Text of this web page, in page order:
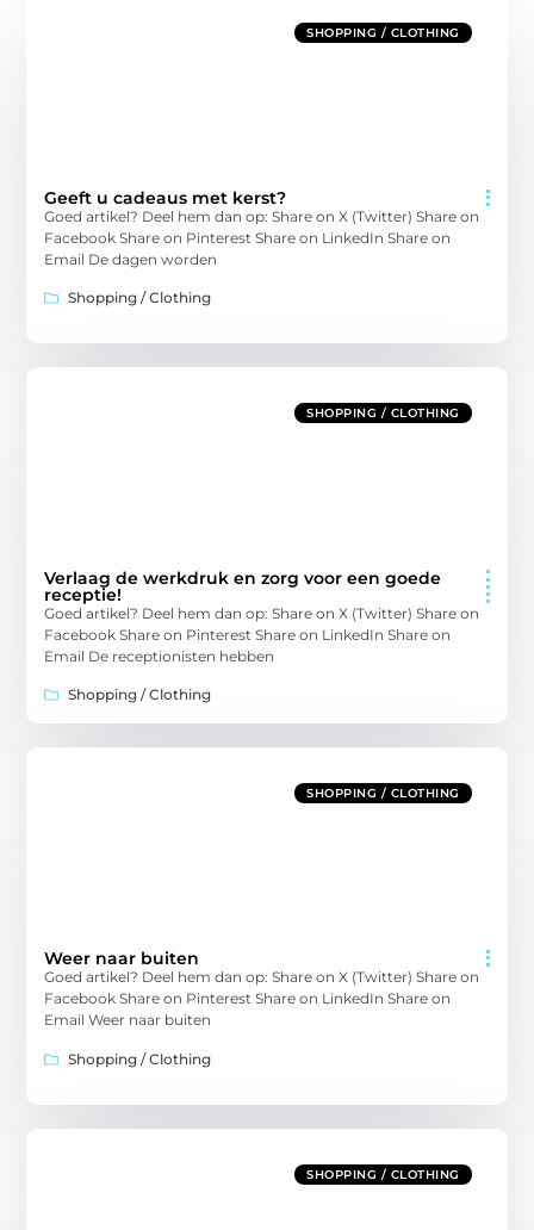
SHOPPING / CLOTHING
Geeft u cadeaus met kerst?
Goed artikel? Deel hem dan op: Share on X (Twitter) Share on
Facebook Share on Pinterest Share on LinkedIn Share on
Email De dagen worden
Shopping / Clothing
SHOPPING / CLOTHING
Verlaag de werkdruk en zorg voor een goede
receptie!
Goed artikel? Deel hem dan op: Share on X (Twitter) Share on
Facebook Share on Pinterest Share on LinkedIn Share on
Email De receptionisten hebben
Shopping / Clothing
SHOPPING / CLOTHING
Weer naar buiten
Goed artikel? Deel hem dan op: Share on X (Twitter) Share on
Facebook Share on Pinterest Share on LinkedIn Share on
Email Weer naar buiten
Shopping / Clothing
SHOPPING / CLOTHING